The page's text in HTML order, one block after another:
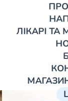
ЛІКАРІ